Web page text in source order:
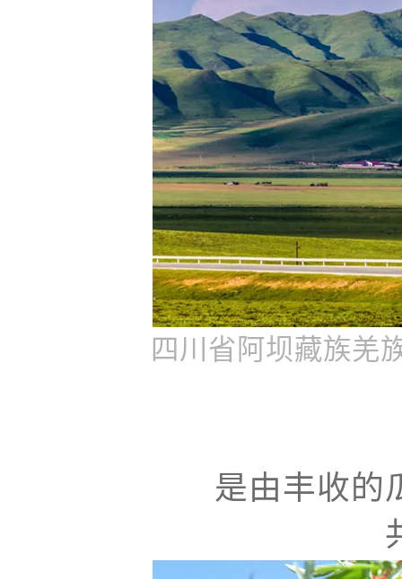
四川省阿坝藏族羌
是由丰收的